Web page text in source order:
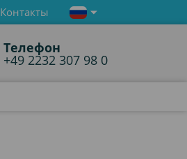
Контакты
Телефон
+49 2232 307 98 0